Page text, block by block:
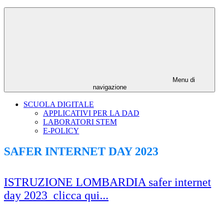
Menu di
navigazione
SCUOLA DIGITALE
APPLICATIVI PER LA DAD
LABORATORI STEM
E-POLICY
SAFER INTERNET DAY 2023
ISTRUZIONE LOMBARDIA safer internet
day 2023 clicca qui...